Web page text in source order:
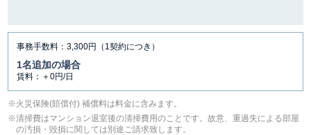
事務手数料：3,300円（1契約につき）
1名追加の場合
賃料：＋0円/日
⽕災保険(賠償付) 補償料は料⾦に含みます。
清掃費はマンション退室後の清掃費用のことです。故意、重過失による部屋
の汚損・毀損に関しては別途ご請求致します。